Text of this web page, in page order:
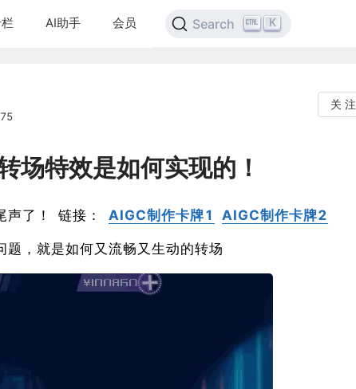
AI助手 会员 Search K
关 注
场特效是如何实现的！
声了！ 链接： AIGC制作卡牌1 AIGC制作卡牌2
题，就是如何又流畅又生动的转场